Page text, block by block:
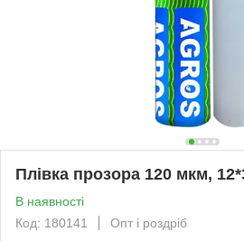
Плівка прозора 120 мкм,
В наявності
Код: 180141
Опт і роздріб